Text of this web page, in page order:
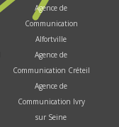
Agence de
Communication
Alfortville
Agence de
Communication Créteil
Agence de
Communication Ivry
sur Seine